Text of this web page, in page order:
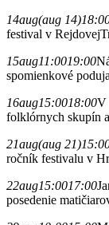
14aug(aug 14)
festival v Rejdovej
15aug11:0019:00
spomienkové
16aug15:0018:00V
folklórnych skupín
21aug(aug 21)
ročník festivalu v
22aug15:0017:00
posedenie